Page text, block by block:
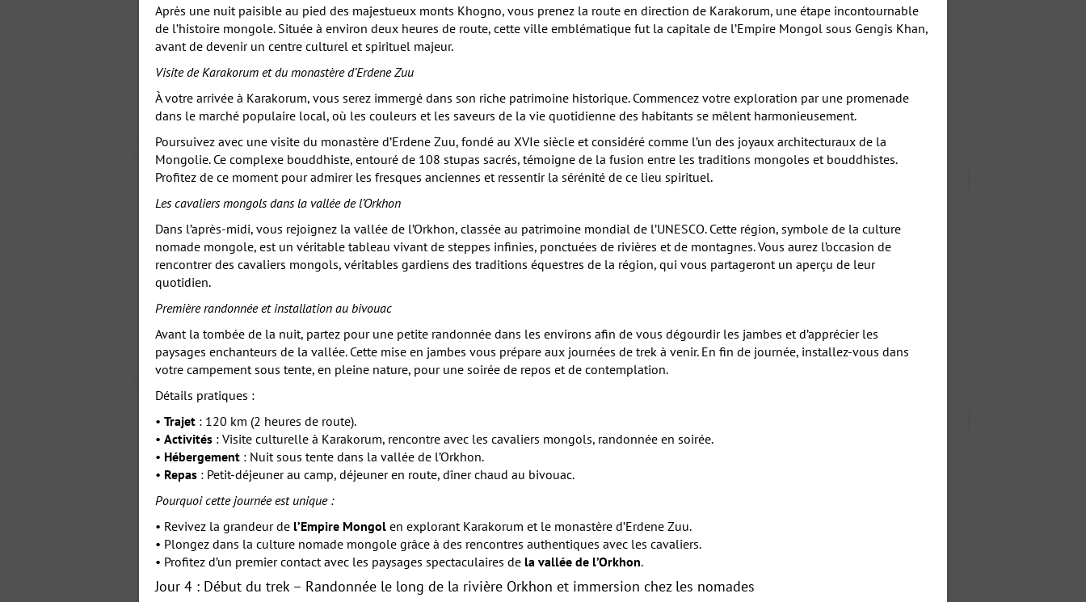
Après une nuit paisible au pied des majestueux monts Khogno, vous prenez la route en direction de Karakorum, une étape incontournable
de l’histoire mongole. Située à environ deux heures de route, cette ville emblématique fut la capitale de l’Empire Mongol sous Gengis Khan,
avant de devenir un centre culturel et spirituel majeur.
Visite de Karakorum et du monastère d’Erdene Zuu
À votre arrivée à Karakorum, vous serez immergé dans son riche patrimoine historique. Commencez votre exploration par une promenade
dans le marché populaire local, où les couleurs et les saveurs de la vie quotidienne des habitants se mêlent harmonieusement.
Poursuivez avec une visite du monastère d’Erdene Zuu, fondé au XVIe siècle et considéré comme l’un des joyaux architecturaux de la
Mongolie. Ce complexe bouddhiste, entouré de 108 stupas sacrés, témoigne de la fusion entre les traditions mongoles et bouddhistes.
Profitez de ce moment pour admirer les fresques anciennes et ressentir la sérénité de ce lieu spirituel.
Les cavaliers mongols dans la vallée de l’Orkhon
Dans l’après-midi, vous rejoignez la vallée de l’Orkhon, classée au patrimoine mondial de l’UNESCO. Cette région, symbole de la culture
nomade mongole, est un véritable tableau vivant de steppes infinies, ponctuées de rivières et de montagnes. Vous aurez l’occasion de
rencontrer des cavaliers mongols, véritables gardiens des traditions équestres de la région, qui vous partageront un aperçu de leur
quotidien.
Première randonnée et installation au bivouac
Avant la tombée de la nuit, partez pour une petite randonnée dans les environs afin de vous dégourdir les jambes et d’apprécier les
paysages enchanteurs de la vallée. Cette mise en jambes vous prépare aux journées de trek à venir. En fin de journée, installez-vous dans
votre campement sous tente, en pleine nature, pour une soirée de repos et de contemplation.
Détails pratiques :
• Trajet : 120 km (2 heures de route).
• Activités : Visite culturelle à Karakorum, rencontre avec les cavaliers mongols, randonnée en soirée.
• Hébergement : Nuit sous tente dans la vallée de l’Orkhon.
• Repas : Petit-déjeuner au camp, déjeuner en route, dîner chaud au bivouac.
Pourquoi cette journée est unique :
• Revivez la grandeur de l’Empire Mongol en explorant Karakorum et le monastère d’Erdene Zuu.
• Plongez dans la culture nomade mongole grâce à des rencontres authentiques avec les cavaliers.
• Profitez d’un premier contact avec les paysages spectaculaires de la vallée de l’Orkhon.
Jour 4 : Début du trek – Randonnée le long de la rivière Orkhon et immersion chez les nomades